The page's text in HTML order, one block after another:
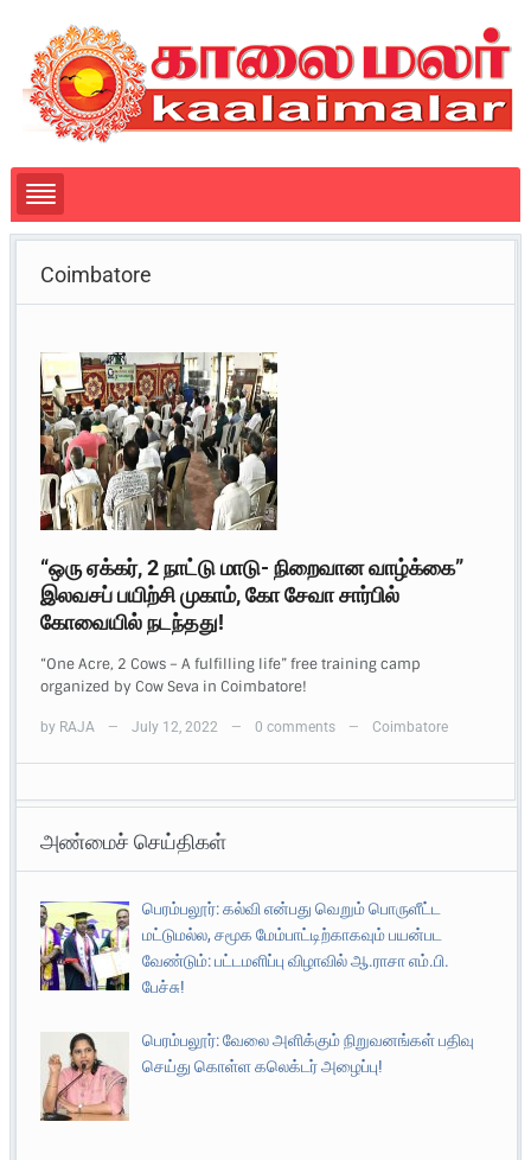
Coimbatore
“ஒரு ஏக்கர், 2 நாட்டு மாடு- நிறைவான வாழ்க்கை”
இலவசப் பயிற்சி முகாம், கோ சேவா சார்பில்
கோவையில் நடந்தது!
“One Acre, 2 Cows – A fulfilling life” free training camp
organized by Cow Seva in Coimbatore!
by RAJA — July 12, 2022 — 0 comments — Coimbatore
அண்மைச் செய்திகள்
பெரம்பலூர்: கல்வி என்பது வெறும் பொருளீட்ட
மட்டுமல்ல, சமூக மேம்பாட்டிற்காகவும் பயன்பட
வேண்டும்: பட்டமளிப்பு விழாவில் ஆ.ராசா எம்.பி.
பேச்சு!
பெரம்பலூர்: வேலை அளிக்கும் நிறுவனங்கள் பதிவு
செய்து கொள்ள கலெக்டர் அழைப்பு!